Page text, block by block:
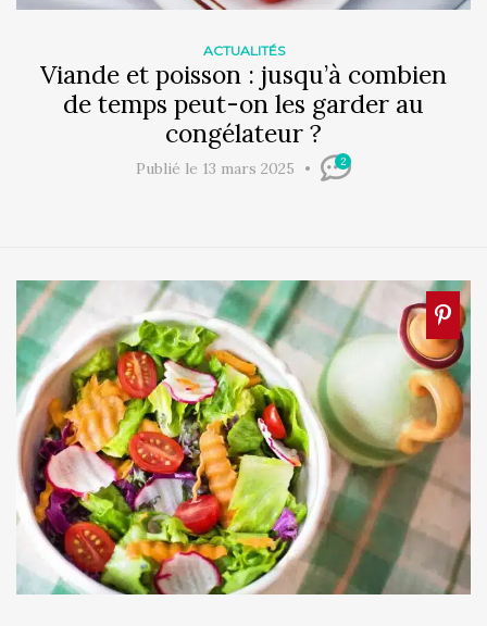
ACTUALITÉS
Viande et poisson : jusqu’à combien
de temps peut-on les garder au
congélateur ?
Publié le 13 mars 2025 2